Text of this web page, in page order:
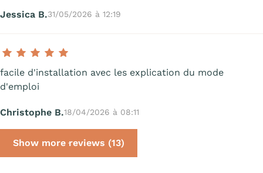
Jessica B.31/05/2026 à 12:19
facile d'installation avec les explication du mode
d'emploi
Christophe B.18/04/2026 à 08:11
Show more reviews (13)